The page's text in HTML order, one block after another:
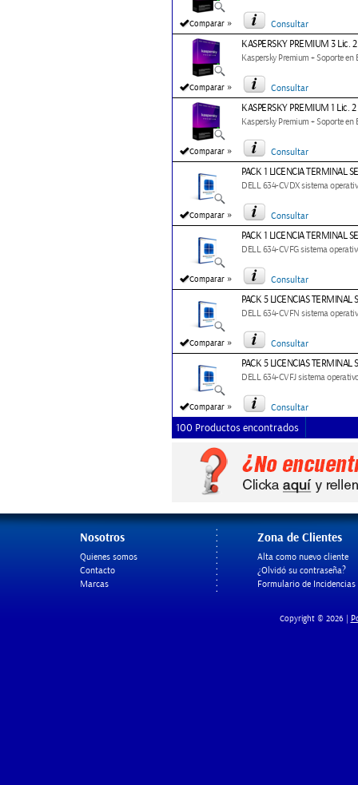
Comparar » Consultar
Comparar »
KASPERSKY PREMIUM 3 Lic.
Kaspersky Premium + Soporte
Consultar
Comparar »
KASPERSKY PREMIUM 1 Lic.
Kaspersky Premium + Soporte
Consultar
Comparar »
PACK 1 LICENCIA TERMINAL
DELL 634-CVDX sistema
Consultar
Comparar »
PACK 1 LICENCIA TERMINAL
DELL 634-CVFG sistema
Consultar
Comparar »
PACK 5 LICENCIAS TERMINAL
DELL 634-CVFN sistema
Consultar
Comparar »
PACK 5 LICENCIAS TERMINAL
DELL 634-CVFJ sistema
Consultar
100 Productos encontrados
Nosotros
Quienes somos
Contacto
Marcas
Zona de Clientes
Alta como nuevo cliente
¿Olvidó su contraseña?
Formulario de Incidencias
Copyright © 2026 |